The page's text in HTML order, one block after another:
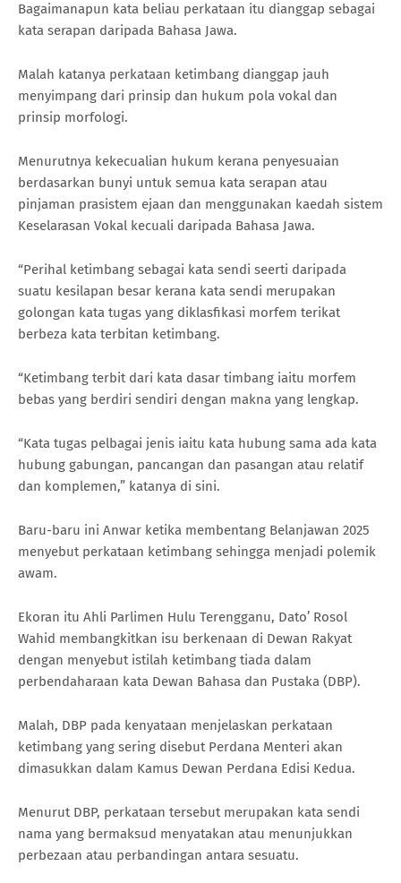
Bagaimanapun kata beliau perkataan itu dianggap sebagai
kata serapan daripada Bahasa Jawa.
Malah katanya perkataan ketimbang dianggap jauh
menyimpang dari prinsip dan hukum pola vokal dan
prinsip morfologi.
Menurutnya kekecualian hukum kerana penyesuaian
berdasarkan bunyi untuk semua kata serapan atau
pinjaman prasistem ejaan dan menggunakan kaedah sistem
Keselarasan Vokal kecuali daripada Bahasa Jawa.
“Perihal ketimbang sebagai kata sendi seerti daripada
suatu kesilapan besar kerana kata sendi merupakan
golongan kata tugas yang diklasfikasi morfem terikat
berbeza kata terbitan ketimbang.
“Ketimbang terbit dari kata dasar timbang iaitu morfem
bebas yang berdiri sendiri dengan makna yang lengkap.
“Kata tugas pelbagai jenis iaitu kata hubung sama ada kata
hubung gabungan, pancangan dan pasangan atau relatif
dan komplemen,” katanya di sini.
Baru-baru ini Anwar ketika membentang Belanjawan 2025
menyebut perkataan ketimbang sehingga menjadi polemik
awam.
Ekoran itu Ahli Parlimen Hulu Terengganu, Dato’ Rosol
Wahid membangkitkan isu berkenaan di Dewan Rakyat
dengan menyebut istilah ketimbang tiada dalam
perbendaharaan kata Dewan Bahasa dan Pustaka (DBP).
Malah, DBP pada kenyataan menjelaskan perkataan
ketimbang yang sering disebut Perdana Menteri akan
dimasukkan dalam Kamus Dewan Perdana Edisi Kedua.
Menurut DBP, perkataan tersebut merupakan kata sendi
nama yang bermaksud menyatakan atau menunjukkan
perbezaan atau perbandingan antara sesuatu.